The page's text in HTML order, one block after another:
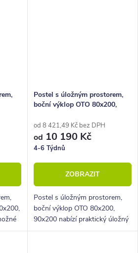
Postel s úložným prostorem,
boční výklop OTO 80x200,
od 8 421,49 Kč bez DPH
od 10 190 Kč
4-6 Týdnů
ZOBRAZIT
Postel s úložným prostorem,
boční výklop OTO 80x200,
90x200 nabízí praktický úložný
prostor s přístupem z boku.